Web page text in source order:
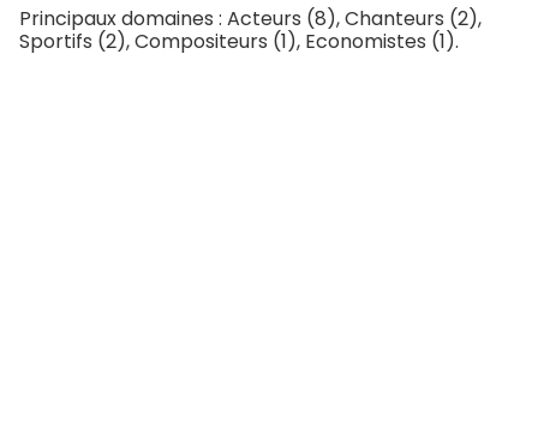
Principaux domaines : Acteurs (8), Chanteurs (2),
Sportifs (2), Compositeurs (1), Economistes (1).